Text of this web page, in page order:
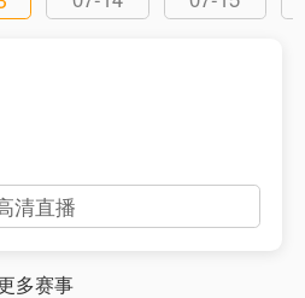
清直播
多赛事